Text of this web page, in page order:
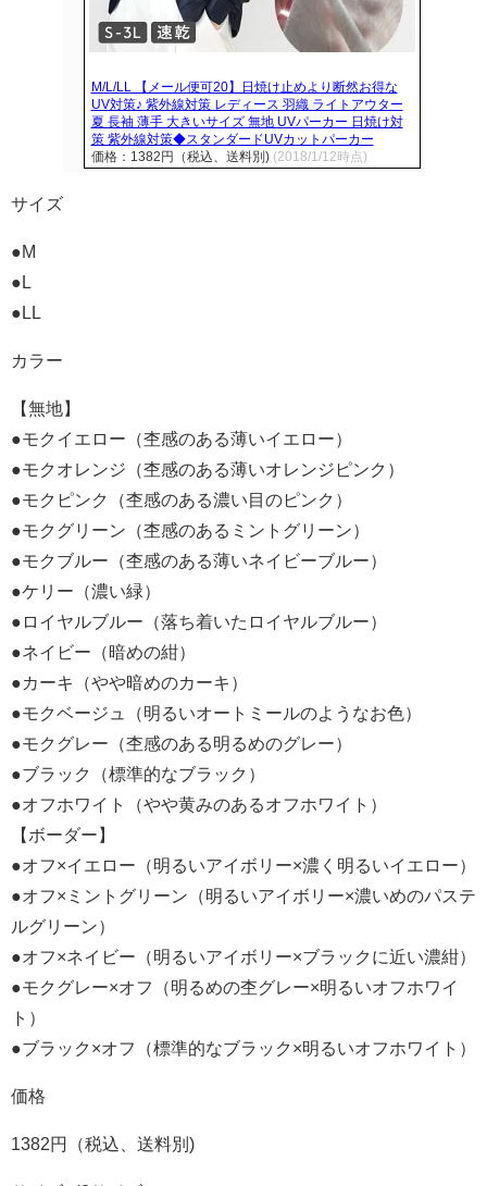
M/L/LL 【メール便可20】日焼け止めより断然お得な
UV対策♪ 紫外線対策 レディース 羽織 ライトアウター
夏 長袖 薄手 大きいサイズ 無地 UVパーカー 日焼け対
策 紫外線対策◆スタンダードUVカットパーカー
価格：1382円（税込、送料別) (2018/1/12時点)
サイズ
●M
●L
●LL
カラー
【無地】
●モクイエロー（杢感のある薄いイエロー）
●モクオレンジ（杢感のある薄いオレンジピンク）
●モクピンク（杢感のある濃い目のピンク）
●モクグリーン（杢感のあるミントグリーン）
●モクブルー（杢感のある薄いネイビーブルー）
●ケリー（濃い緑）
●ロイヤルブルー（落ち着いたロイヤルブルー）
●ネイビー（暗めの紺）
●カーキ（やや暗めのカーキ）
●モクベージュ（明るいオートミールのようなお色）
●モクグレー（杢感のある明るめのグレー）
●ブラック（標準的なブラック）
●オフホワイト（やや黄みのあるオフホワイト）
【ボーダー】
●オフ×イエロー（明るいアイボリー×濃く明るいイエロー）
●オフ×ミントグリーン（明るいアイボリー×濃いめのパステ
ルグリーン）
●オフ×ネイビー（明るいアイボリー×ブラックに近い濃紺）
●モクグレー×オフ（明るめの杢グレー×明るいオフホワイ
ト）
●ブラック×オフ（標準的なブラック×明るいオフホワイト）
価格
1382円（税込、送料別)